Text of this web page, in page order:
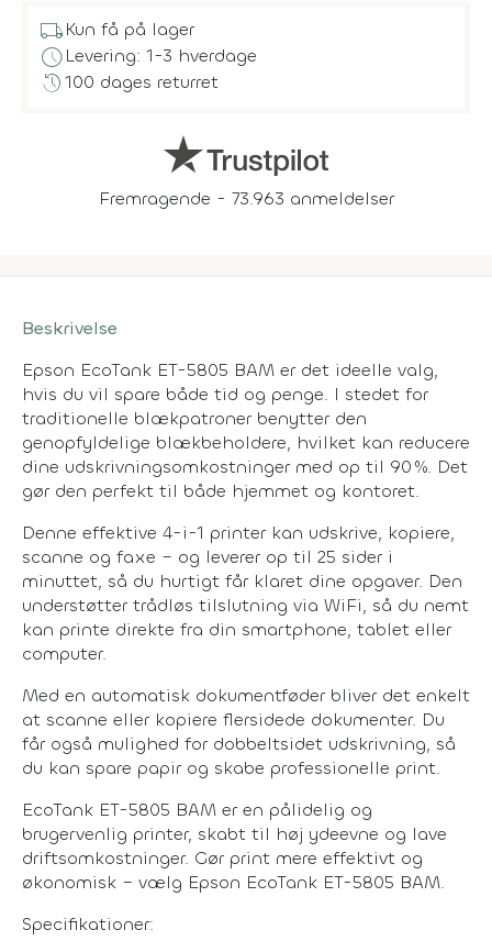
local_shippingKun få på lager
scheduleLevering: 1-3 hverdage
history100 dages returret
Fremragende - 73.963 anmeldelser
Beskrivelse
Epson EcoTank ET-5805 BAM er det ideelle valg,
hvis du vil spare både tid og penge. I stedet for
traditionelle blækpatroner benytter den
genopfyldelige blækbeholdere, hvilket kan reducere
dine udskrivningsomkostninger med op til 90 %. Det
gør den perfekt til både hjemmet og kontoret.
Denne effektive 4-i-1 printer kan udskrive, kopiere,
scanne og faxe – og leverer op til 25 sider i
minuttet, så du hurtigt får klaret dine opgaver. Den
understøtter trådløs tilslutning via WiFi, så du nemt
kan printe direkte fra din smartphone, tablet eller
computer.
Med en automatisk dokumentføder bliver det enkelt
at scanne eller kopiere flersidede dokumenter. Du
får også mulighed for dobbeltsidet udskrivning, så
du kan spare papir og skabe professionelle print.
EcoTank ET-5805 BAM er en pålidelig og
brugervenlig printer, skabt til høj ydeevne og lave
driftsomkostninger. Gør print mere effektivt og
økonomisk – vælg Epson EcoTank ET-5805 BAM.
Specifikationer: